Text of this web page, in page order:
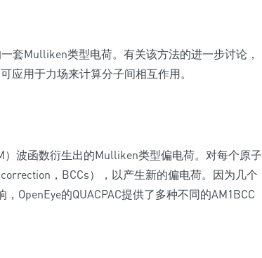
套Mulliken类型电荷。有关该方法的进一步讨论，
应用于力场来计算分子间相互作用。
）波函数衍生出的Mulliken类型偏电荷。对每个原子
，BCCs），以产生新的偏电荷。因为几个
OpenEye的QUACPAC提供了多种不同的AM1BCC